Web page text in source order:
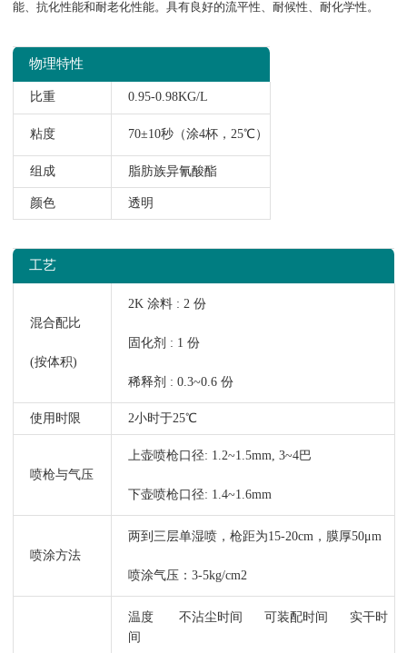
能、抗化性能和耐老化性能。具有良好的流平性、耐候性、耐化学性。
物理特性
比重 0.95-0.98KG/L
粘度 70±10秒（涂4杯，25℃）
组成 脂肪族异氰酸酯
颜色 透明
工艺
混合配比
(按体积)
2K 涂料 : 2 份
固化剂 : 1 份
稀释剂 : 0.3~0.6 份
使用时限 2小时于25℃
喷枪与气压
上壶喷枪口径: 1.2~1.5mm, 3~4巴
下壶喷枪口径: 1.4~1.6mm
喷涂方法
两到三层单湿喷，枪距为15-20cm，膜厚50μm
喷涂气压：3-5kg/cm2
温度 不沾尘时间 可装配时间 实干时
间